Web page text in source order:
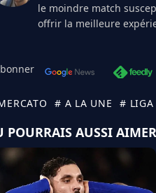
le moindre match
offrir la meilleure
# A LA UNE # LIGA
POURRAIS AUSSI AIMER